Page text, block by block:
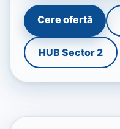
Cere ofertă
HUB Sector 2